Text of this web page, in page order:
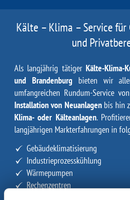
Kälte – Klima – Service für
und
Als langjährig tätigerKälte-Klima-
und Brandenburg bieten wir
umfangreichen Rundum-Service
Installation von Neuanlagenbis hin
Klima- oder Kälteanlagen.
langjährigen Markterfahrungen in
Gebäudeklimatisierung
Industrieprozesskühlung
Wärmepumpen
Rechenzentren